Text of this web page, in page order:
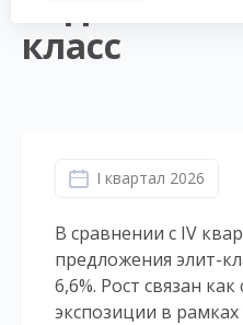
класс
I квартал 2026
В сравнении с IV
предложения элит-
6,6%. Рост связан
экспозиции в